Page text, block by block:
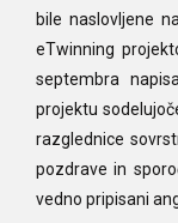
bile naslovljene
eTwinning
septembra
projektu
razglednice
pozdrave in
vedno pripisani